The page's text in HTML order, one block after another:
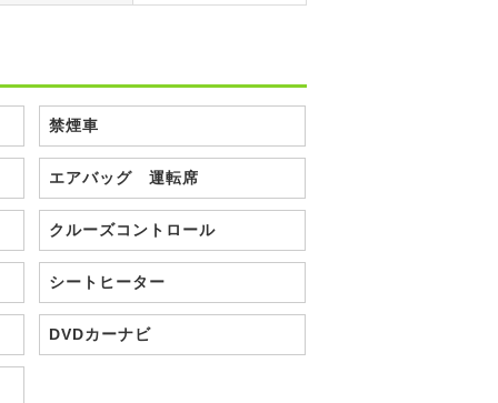
禁煙車
エアバッグ 運転席
クルーズコントロール
シートヒーター
DVDカーナビ